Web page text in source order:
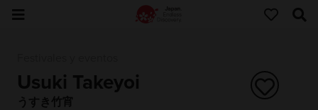
Usuki Takeyoi
うすき竹宵